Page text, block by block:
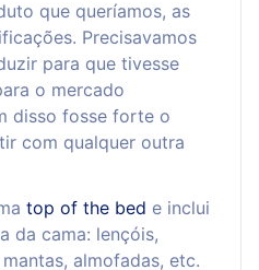
que queríamos, as
Precisavamos
para que tivesse
o mercado
disso fosse forte o
com qualquer outra
top of the bed e inclui
da cama: lençóis,
almofadas, etc.